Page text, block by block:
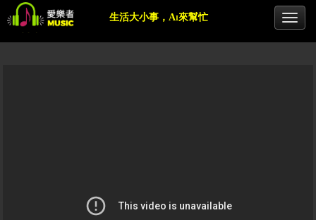
生活大小事，Ai來幫忙